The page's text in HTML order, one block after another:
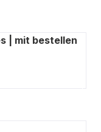
| mit bestellen